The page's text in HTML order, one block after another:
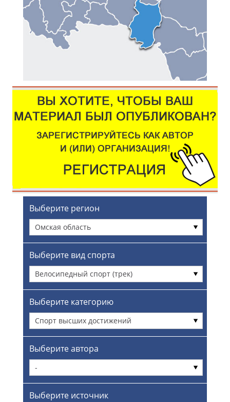
Выберите регион
Омская область
Выберите вид спорта
Велосипедный спорт (трек)
Выберите категорию
Спорт высших достижений
Выберите автора
-
Выберите источник